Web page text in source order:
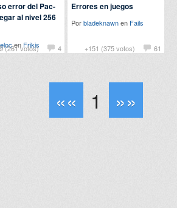
(261 votos) 4
error del Pac-
al nivel 256
en Frikis +151 (375 votos) 61
Errores en juegos
Porbladeknawnen Fails
«« 1 »»